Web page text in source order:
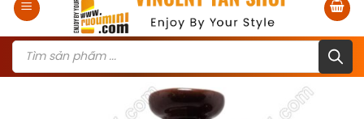
Products
search